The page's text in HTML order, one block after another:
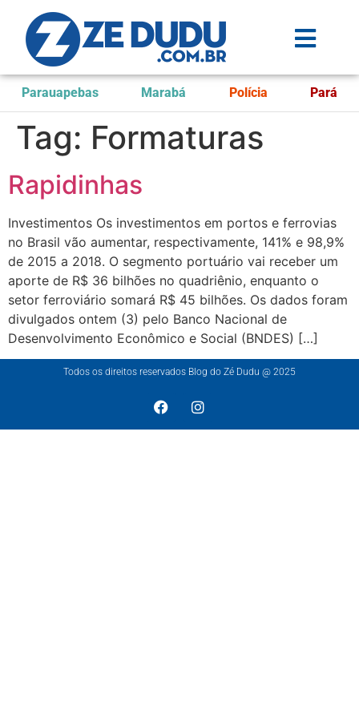
Parauapebas Marabá Polícia Pará
Tag: Formaturas
Rapidinhas
Investimentos Os investimentos em portos e ferrovias
no Brasil vão aumentar, respectivamente, 141% e 98,9%
de 2015 a 2018. O segmento portuário vai receber um
aporte de R$ 36 bilhões no quadriênio, enquanto o
setor ferroviário somará R$ 45 bilhões. Os dados foram
divulgados ontem (3) pelo Banco Nacional de
Desenvolvimento Econômico e Social (BNDES) […]
Todos os direitos reservados Blog do Zé Dudu @ 2025